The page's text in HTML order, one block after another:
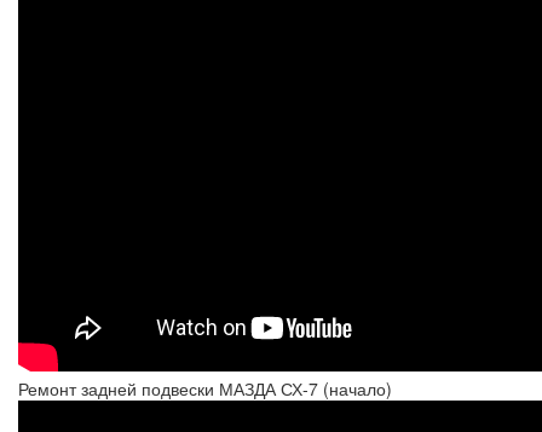
Ремонт задней подвески МАЗДА СХ-7 (начало)